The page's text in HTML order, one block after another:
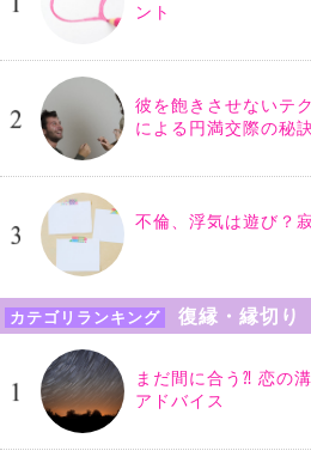
ント
彼を飽きさせないテ
による円満交際の秘
不倫、浮気は遊び？
カテゴリランキング 復縁・縁切り
まだ間に合う⁈ 恋の
アドバイス